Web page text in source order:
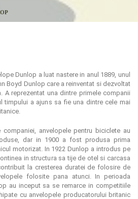
Dunlop a luat nastere in anul 1889, unul
Boyd Dunlop care a reinventat si dezvoltat
A reprezentat una dintre primele companii
timpului a ajuns sa fie una dintre cele mai
anvelopele pentru biciclete au
dar in 1900 a fost produsa prima
motorizat. In 1922 Dunlop a introdus pe
in structura sa tije de otel si carcasa
la cresterea duratei de folosire de
folosite pana atunci. In perioada
au inceput sa se remarce in competitiile
cu anvelopele producatorului britanic